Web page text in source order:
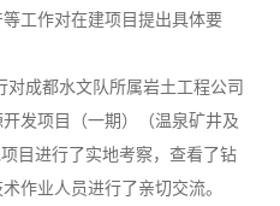
工作对在建项目提出具体要
成都水文队所属岩土工程公司
发项目（一期）（温泉矿井及
目进行了实地考察，查看了钻
作业人员进行了亲切交流。